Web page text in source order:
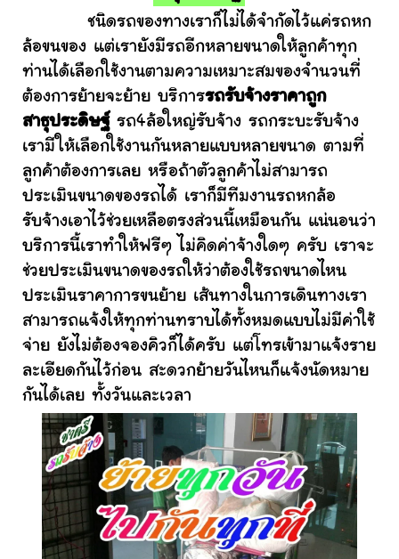
ชนิดรถของทางเราก็ไม่ได้จำกัดไว้แค่รถหก
ล้อขนของ แต่เรายังมีรถอีกหลายขนาดให้ลูกค้าทุก
ท่านได้เลือกใช้งานตามความเหมาะสมของจำนวนที่
ต้องการย้ายจะย้าย บริการรถรับจ้างราคาถูก
สาธุประดิษฐ์รถ4ล้อใหญ่รับจ้าง รถกระบะรับจ้าง
เรามีให้เลือกใช้งานกันหลายแบบหลายขนาด ตามที่
ลูกค้าต้องการเลย หรือถ้าตัวลูกค้าไม่สามารถ
ประเมินขนาดของรถได้ เราก็มีทีมงานรถหกล้อ
รับจ้างเอาไว้ช่วยเหลือตรงส่วนนี้เหมือนกัน แน่นอนว่า
บริการนี้เราทำให้ฟรีๆ ไม่คิดค่าจ้างใดๆ ครับ เราจะ
ช่วยประเมินขนาดของรถให้ว่าต้องใช้รถขนาดไหน
ประเมินราคาการขนย้าย เส้นทางในการเดินทางเรา
สามารถแจ้งให้ทุกท่านทราบได้ทั้งหมดแบบไม่มีค่าใช้
จ่าย ยังไม่ต้องจองคิวก็ได้ครับ แต่โทรเข้ามาแจ้งราย
ละเอียดกันไว้ก่อน สะดวกย้ายวันไหนก็แจ้งนัดหมาย
กันได้เลย ทั้งวันและเวลา